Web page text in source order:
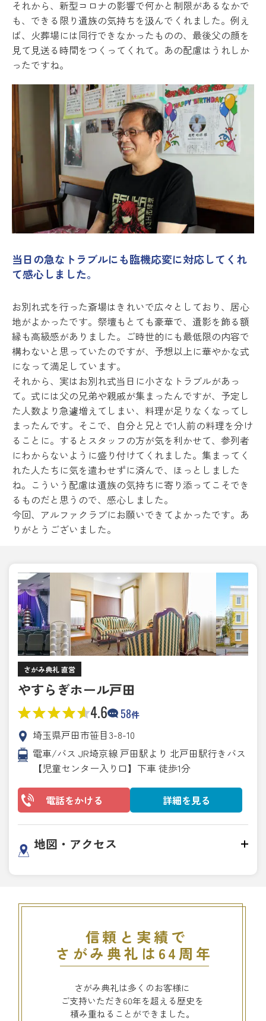
それから、新型コロナの影響で何かと制限があるなかで
も、できる限り遺族の気持ちを汲んでくれました。例え
ば、火葬場には同行できなかったものの、最後父の顔を
見て見送る時間をつくってくれて。あの配慮はうれしか
ったですね。
当日の急なトラブルにも臨機応変に対応してくれ
て感心しました。
お別れ式を行った斎場はきれいで広々としており、居心
地がよかったです。祭壇もとても豪華で、遺影を飾る額
縁も高級感がありました。ご時世的にも最低限の内容で
構わないと思っていたのですが、予想以上に華やかな式
になって満足しています。
それから、実はお別れ式当日に小さなトラブルがあっ
て。式には父の兄弟や親戚が集まったんですが、予定し
た人数より急遽増えてしまい、料理が足りなくなってし
まったんです。そこで、自分と兄とで1人前の料理を分け
ることに。するとスタッフの方が気を利かせて、参列者
にわからないように盛り付けてくれました。集まってく
れた人たちに気を遣わせずに済んで、ほっとしました
ね。こういう配慮は遺族の気持ちに寄り添ってこそでき
るものだと思うので、感心しました。
今回、アルファクラブにお願いできてよかったです。あ
りがとうございました。
さがみ典礼 直営
やすらぎホール戸田
4.6 58件
埼玉県戸田市笹目3-8-10
電車/バス JR埼京線 戸田駅より 北戸田駅行きバス
【児童センター入り口】下車 徒歩1分
電話をかける 詳細を見る
地図・アクセス
信頼と実績で
さがみ典礼は64周年
さがみ典礼は多くのお客様に
ご支持いただき60年を超える歴史を
積み重ねることができました。